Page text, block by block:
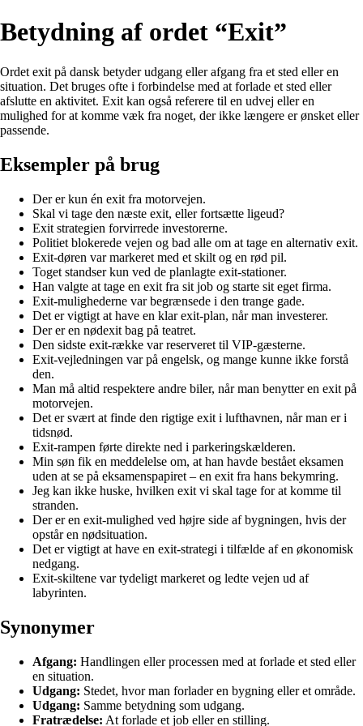
Betydning af ordet “Exit”
Ordet exit på dansk betyder udgang eller afgang fra et sted eller en
situation. Det bruges ofte i forbindelse med at forlade et sted eller
afslutte en aktivitet. Exit kan også referere til en udvej eller en
mulighed for at komme væk fra noget, der ikke længere er ønsket eller
passende.
Eksempler på brug
Der er kun én exit fra motorvejen.
Skal vi tage den næste exit, eller fortsætte ligeud?
Exit strategien forvirrede investorerne.
Politiet blokerede vejen og bad alle om at tage en alternativ exit.
Exit-døren var markeret med et skilt og en rød pil.
Toget standser kun ved de planlagte exit-stationer.
Han valgte at tage en exit fra sit job og starte sit eget firma.
Exit-mulighederne var begrænsede i den trange gade.
Det er vigtigt at have en klar exit-plan, når man investerer.
Der er en nødexit bag på teatret.
Den sidste exit-række var reserveret til VIP-gæsterne.
Exit-vejledningen var på engelsk, og mange kunne ikke forstå
den.
Man må altid respektere andre biler, når man benytter en exit på
motorvejen.
Det er svært at finde den rigtige exit i lufthavnen, når man er i
tidsnød.
Exit-rampen førte direkte ned i parkeringskælderen.
Min søn fik en meddelelse om, at han havde bestået eksamen
uden at se på eksamenspapiret – en exit fra hans bekymring.
Jeg kan ikke huske, hvilken exit vi skal tage for at komme til
stranden.
Der er en exit-mulighed ved højre side af bygningen, hvis der
opstår en nødsituation.
Det er vigtigt at have en exit-strategi i tilfælde af en økonomisk
nedgang.
Exit-skiltene var tydeligt markeret og ledte vejen ud af
labyrinten.
Synonymer
Afgang: Handlingen eller processen med at forlade et sted eller
en situation.
Udgang: Stedet, hvor man forlader en bygning eller et område.
Udgang: Samme betydning som udgang.
Fratrædelse: At forlade et job eller en stilling.